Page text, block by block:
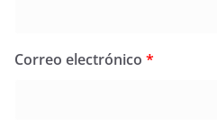
Correo electrónico *